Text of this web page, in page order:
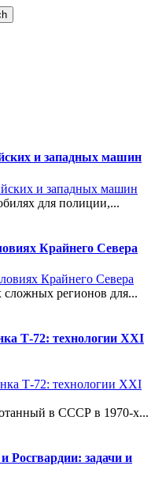
и западных машин
для полиции,...
Крайнего Севера
регионов для...
Т-72: технологии XXI
в СССР в 1970-х...
Росгвардии: задачи и